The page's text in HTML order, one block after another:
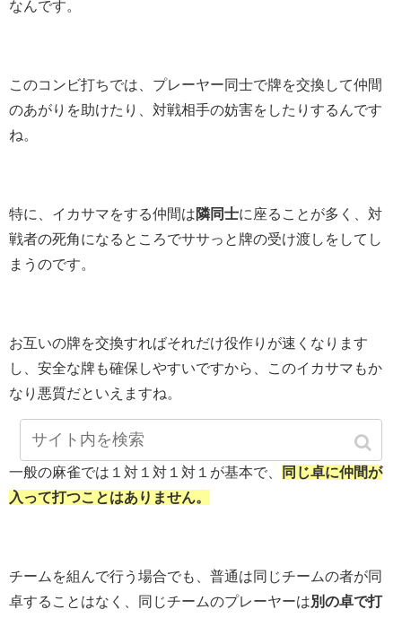
なんです。
このコンビ打ちでは、プレーヤー同士で牌を交換して仲間
のあがりを助けたり、対戦相手の妨害をしたりするんです
ね。
特に、イカサマをする仲間は隣同士に座ることが多く、対
戦者の死角になるところでササっと牌の受け渡しをしてし
まうのです。
お互いの牌を交換すればそれだけ役作りが速くなります
し、安全な牌も確保しやすいですから、このイカサマもか
なり悪質だといえますね。
一般の麻雀では１対１対１対１が基本で、
同じ卓に仲間が
入って打つことはありません。
チームを組んで行う場合でも、普通は同じチームの者が同
卓することはなく、同じチームのプレーヤーは別の卓で打